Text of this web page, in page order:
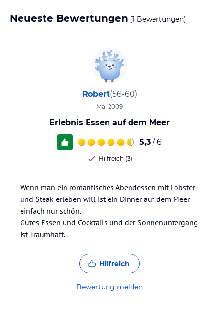
Neueste Bewertungen (1 Bewertungen)
Robert(56-60)
Mai 2009
Erlebnis Essen auf dem Meer
5,3 / 6
Hilfreich (3)
Wenn man ein romantisches Abendessen mit Lobster
und Steak erleben will ist ein Dinner auf dem Meer
einfach nur schön.
Gutes Essen und Cocktails und der Sonnenuntergang
ist Traumhaft.
Hilfreich
Bewertung melden